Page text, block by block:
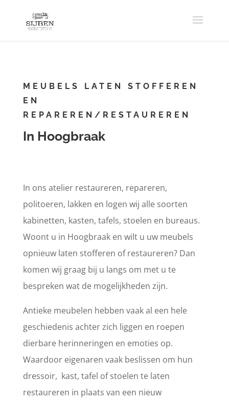
MEUBELS LATEN STOFFEREN
EN
REPAREREN/RESTAUREREN
In Hoogbraak
In ons atelier restaureren, repareren,
politoeren, lakken en logen wij alle soorten
kabinetten, kasten, tafels, stoelen en bureaus.
Woont u in Hoogbraak en wilt u uw meubels
opnieuw laten stofferen of restaureren? Dan
komen wij graag bij u langs om met u te
bespreken wat de mogelijkheden zijn.
Antieke meubelen hebben vaak al een hele
geschiedenis achter zich liggen en roepen
dierbare herinneringen en emoties op.
Waardoor eigenaren vaak beslissen om hun
dressoir, kast, tafel of stoelen te laten
restaureren in plaats van een nieuw